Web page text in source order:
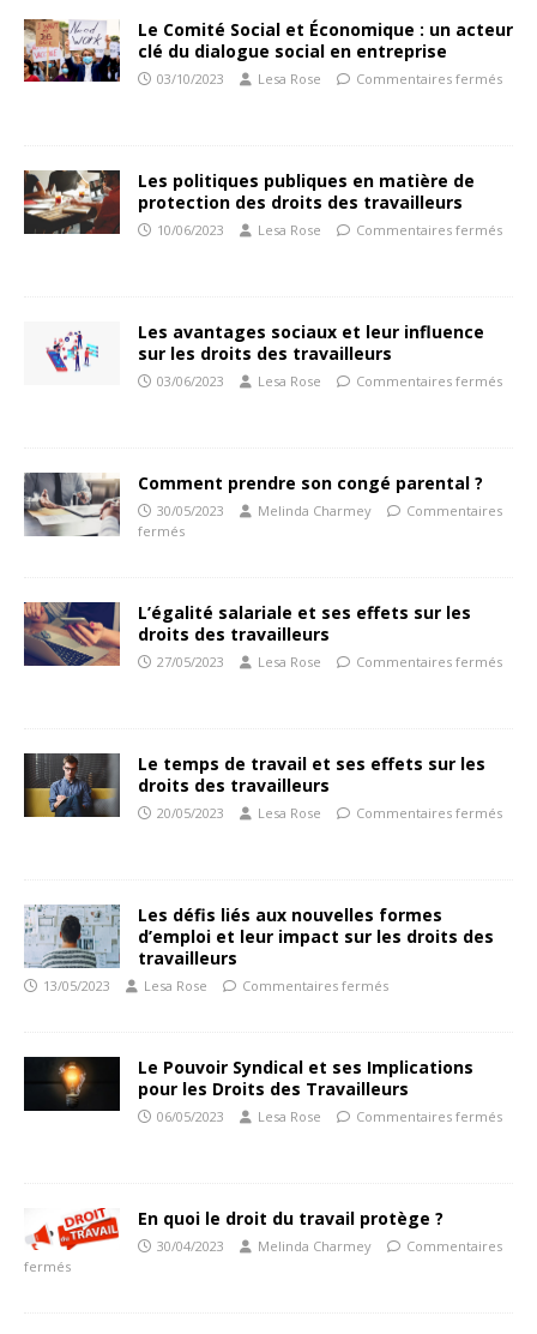
Le Comité Social et Économique : un acteur
clé du dialogue social en entreprise
03/10/2023 Lesa Rose Commentaires fermés
Les politiques publiques en matière de
protection des droits des travailleurs
10/06/2023 Lesa Rose Commentaires fermés
Les avantages sociaux et leur influence
sur les droits des travailleurs
03/06/2023 Lesa Rose Commentaires fermés
Comment prendre son congé parental ?
30/05/2023 Melinda Charmey
Commentaires
fermés
L’égalité salariale et ses effets sur les
droits des travailleurs
27/05/2023 Lesa Rose Commentaires fermés
Le temps de travail et ses effets sur les
droits des travailleurs
20/05/2023 Lesa Rose Commentaires fermés
Les défis liés aux nouvelles formes
d’emploi et leur impact sur les droits des
travailleurs
13/05/2023 Lesa Rose Commentaires fermés
Le Pouvoir Syndical et ses Implications
pour les Droits des Travailleurs
06/05/2023 Lesa Rose Commentaires fermés
En quoi le droit du travail protège ?
30/04/2023 Melinda Charmey
Commentaires
fermés